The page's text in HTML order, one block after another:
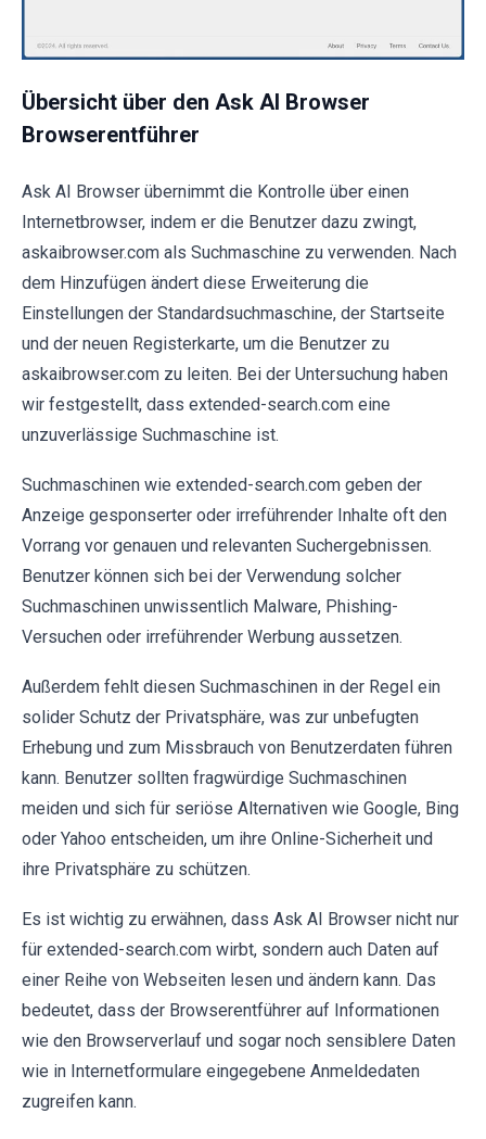
Übersicht über den Ask AI Browser
Browserentführer
Ask AI Browser übernimmt die Kontrolle über einen
Internetbrowser, indem er die Benutzer dazu zwingt,
askaibrowser.com als Suchmaschine zu verwenden. Nach
dem Hinzufügen ändert diese Erweiterung die
Einstellungen der Standardsuchmaschine, der Startseite
und der neuen Registerkarte, um die Benutzer zu
askaibrowser.com zu leiten. Bei der Untersuchung haben
wir festgestellt, dass extended-search.com eine
unzuverlässige Suchmaschine ist.
Suchmaschinen wie extended-search.com geben der
Anzeige gesponserter oder irreführender Inhalte oft den
Vorrang vor genauen und relevanten Suchergebnissen.
Benutzer können sich bei der Verwendung solcher
Suchmaschinen unwissentlich Malware, Phishing-
Versuchen oder irreführender Werbung aussetzen.
Außerdem fehlt diesen Suchmaschinen in der Regel ein
solider Schutz der Privatsphäre, was zur unbefugten
Erhebung und zum Missbrauch von Benutzerdaten führen
kann. Benutzer sollten fragwürdige Suchmaschinen
meiden und sich für seriöse Alternativen wie Google, Bing
oder Yahoo entscheiden, um ihre Online-Sicherheit und
ihre Privatsphäre zu schützen.
Es ist wichtig zu erwähnen, dass Ask AI Browser nicht nur
für extended-search.com wirbt, sondern auch Daten auf
einer Reihe von Webseiten lesen und ändern kann. Das
bedeutet, dass der Browserentführer auf Informationen
wie den Browserverlauf und sogar noch sensiblere Daten
wie in Internetformulare eingegebene Anmeldedaten
zugreifen kann.